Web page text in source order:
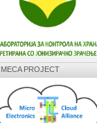
MECA PROJECT